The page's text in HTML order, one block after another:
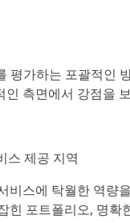
평가하는 포괄적인
측면에서 강점을
스 제공 지역
비스에 탁월한 역량
힌 포트폴리오, 명확